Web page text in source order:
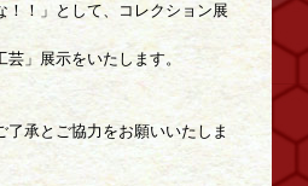
！！」として、コレクション展
芸」展示をいたします。
承とご協力をお願いいたしま